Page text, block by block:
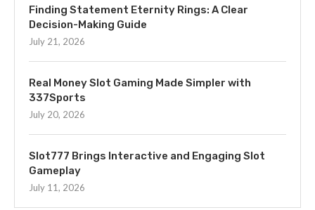
Finding Statement Eternity Rings: A Clear
Decision-Making Guide
July 21, 2026
Real Money Slot Gaming Made Simpler with
337Sports
July 20, 2026
Slot777 Brings Interactive and Engaging Slot
Gameplay
July 11, 2026